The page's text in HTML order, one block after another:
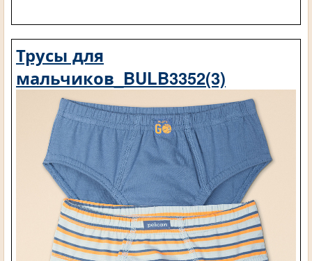
Трусы для
мальчиков_BULB3352(3)